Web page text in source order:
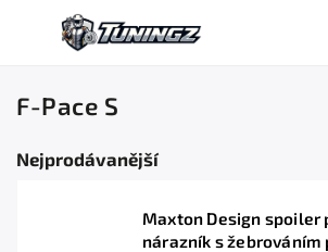
F-Pace S
Nejprodávanější
Maxton Design spoiler
nárazník s žebrováním